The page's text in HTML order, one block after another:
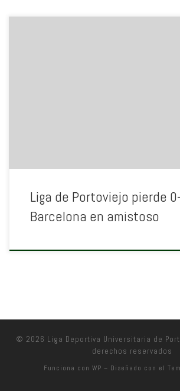
Liga de Portoviejo pierde
Barcelona en amistoso
© 2026 Liga Deportiva Universitaria de
derechos reservados
Funciona con WP – Diseñado con el